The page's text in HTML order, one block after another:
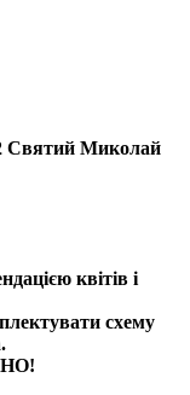
Святий Миколай
квітів і
схему